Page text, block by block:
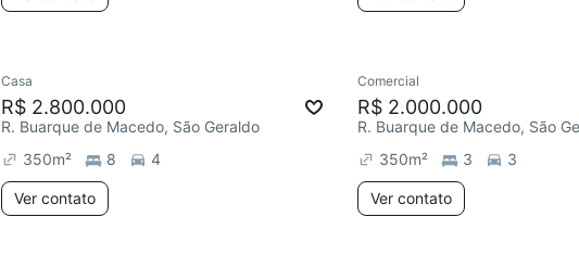
Casa
R$ 2.800.000
R. Buarque de Macedo, São Geraldo
350m² 8 4
Ver contato
Comercial
R$ 2.000.000
R. Buarque de Macedo, São
350m² 3 3
Ver contato